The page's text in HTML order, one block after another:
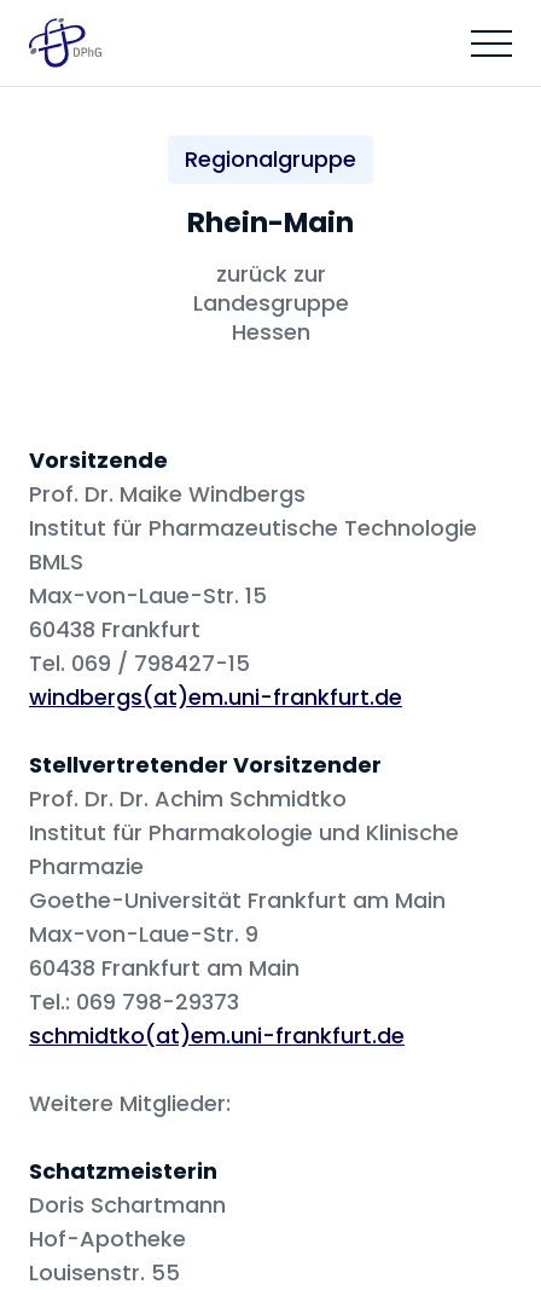
Regionalgruppe
Rhein-Main
zurück zur
Landesgruppe
Hessen
Vorsitzende
Prof. Dr. Maike Windbergs
Institut für Pharmazeutische Technologie
BMLS
Max-von-Laue-Str. 15
60438 Frankfurt
Tel. 069 / 798427-15
windbergs(at)em.uni-frankfurt.de
Stellvertretender Vorsitzender
Prof. Dr. Dr. Achim Schmidtko
Institut für Pharmakologie und Klinische
Pharmazie
Goethe-Universität Frankfurt am Main
Max-von-Laue-Str. 9
60438 Frankfurt am Main
Tel.: 069 798-29373
schmidtko(at)em.uni-frankfurt.de
Weitere Mitglieder:
Schatzmeisterin
Doris Schartmann
Hof-Apotheke
Louisenstr. 55